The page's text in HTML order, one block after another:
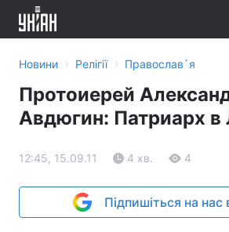
Новини › Релігії › Православ`я
Протоиерей
Авдюгин: Патриарх в
12:45, 15.09.11 4 хв. 4
Підпишіться на нас